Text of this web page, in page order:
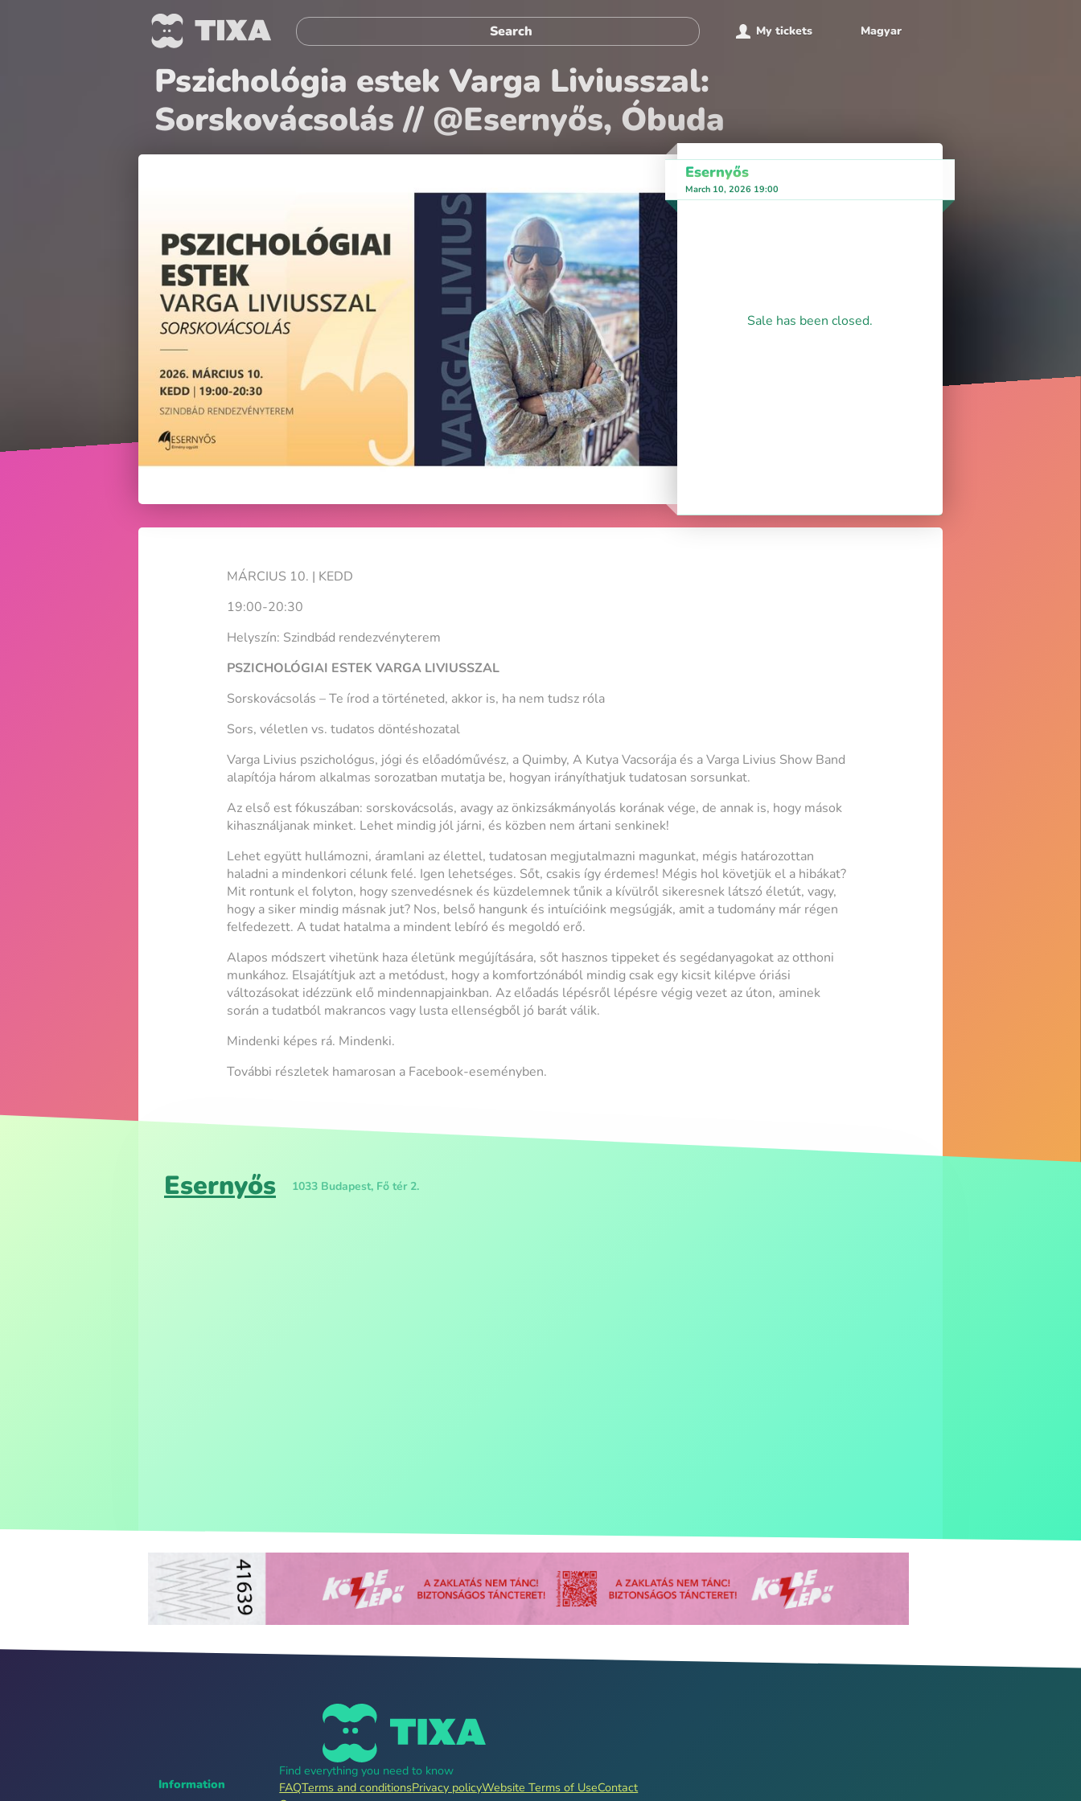
My tickets Magyar
Pszichológia estek Varga Liviusszal:
Sorskovácsolás // @Esernyős, Óbuda
Esernyős
March 10, 2026 19:00
Sale has been closed.
MÁRCIUS 10. | KEDD
19:00-20:30
Helyszín: Szindbád rendezvényterem
PSZICHOLÓGIAI ESTEK VARGA LIVIUSSZAL
Sorskovácsolás – Te írod a történeted, akkor is, ha nem tudsz róla
Sors, véletlen vs. tudatos döntéshozatal
Varga Livius pszichológus, jógi és előadóművész, a Quimby, A Kutya Vacsorája és a Varga Livius Show Band
alapítója három alkalmas sorozatban mutatja be, hogyan irányíthatjuk tudatosan sorsunkat.
Az első est fókuszában: sorskovácsolás, avagy az önkizsákmányolás korának vége, de annak is, hogy mások
kihasználjanak minket. Lehet mindig jól járni, és közben nem ártani senkinek!
Lehet együtt hullámozni, áramlani az élettel, tudatosan megjutalmazni magunkat, mégis határozottan
haladni a mindenkori célunk felé. Igen lehetséges. Sőt, csakis így érdemes! Mégis hol követjük el a hibákat?
Mit rontunk el folyton, hogy szenvedésnek és küzdelemnek tűnik a kívülről sikeresnek látszó életút, vagy,
hogy a siker mindig másnak jut? Nos, belső hangunk és intuícióink megsúgják, amit a tudomány már régen
felfedezett. A tudat hatalma a mindent lebíró és megoldó erő.
Alapos módszert vihetünk haza életünk megújítására, sőt hasznos tippeket és segédanyagokat az otthoni
munkához. Elsajátítjuk azt a metódust, hogy a komfortzónából mindig csak egy kicsit kilépve óriási
változásokat idézzünk elő mindennapjainkban. Az előadás lépésről lépésre végig vezet az úton, aminek
során a tudatból makrancos vagy lusta ellenségből jó barát válik.
Mindenki képes rá. Mindenki.
További részletek hamarosan a Facebook-eseményben.
Esernyős 1033 Budapest, Fő tér 2.
Information
Find everything you need to know
FAQTerms and conditionsPrivacy policyWebsite Terms of UseContact